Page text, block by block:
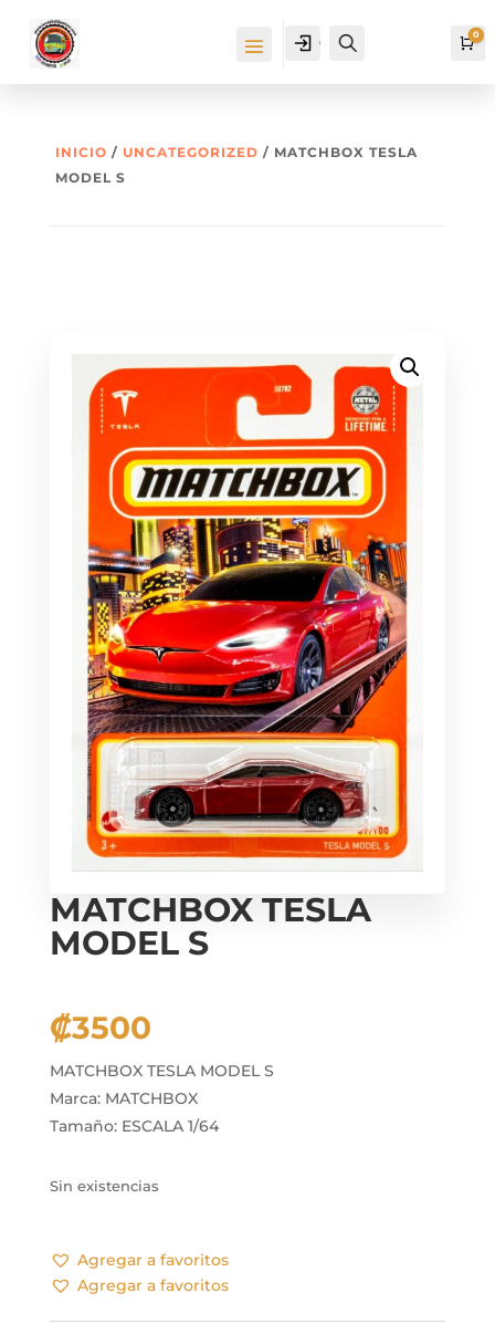
Cuenta 0
INICIO / UNCATEGORIZED / MATCHBOX TESLA
MODEL S
MATCHBOX TESLA
MODEL S
₡3500
MATCHBOX TESLA MODEL S
Marca: MATCHBOX
Tamaño: ESCALA 1/64
Sin existencias
Agregar a favoritos
Agregar a favoritos